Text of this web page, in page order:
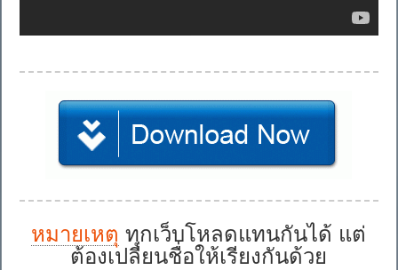
หมายเหตุ ทุกเว็บโหลดแทนกันได้ แต่
ต้องเปลี่ยนชื่อให้เรียงกันด้วย